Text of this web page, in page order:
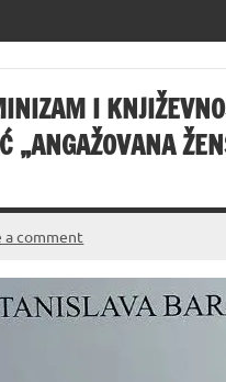
I
„ANGAŽOVANA
a comment